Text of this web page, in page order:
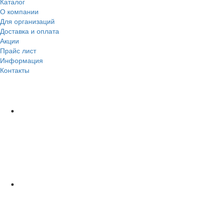
О компании
Для организаций
Доставка и оплата
Акции
Прайс лист
Информация
Контакты